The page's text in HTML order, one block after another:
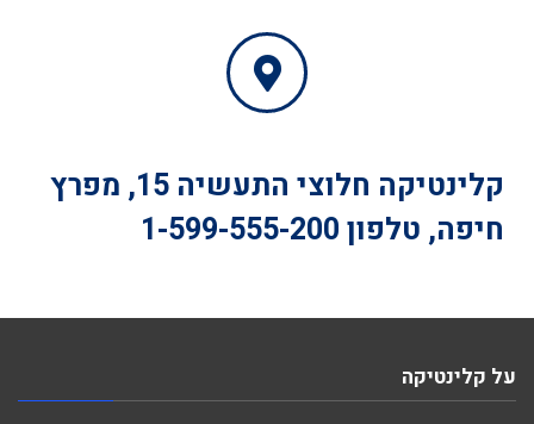
קלינטיקה
חלוצי התעשיה 15, מפרץ
חיפה, טלפון1-599-555-200
על קלינטיקה